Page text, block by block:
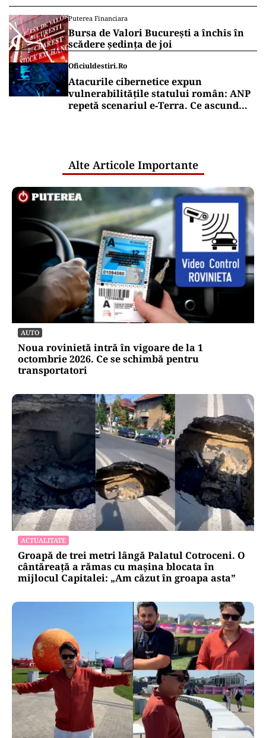
Puterea Financiara
Bursa de Valori București a închis în
scădere ședința de joi
Oficiuldestiri.ro
Atacurile cibernetice expun
vulnerabilitățile statului român: ANP
repetă scenariul e‑Terra. Ce ascund
Alte Articole Importante
AUTO
Noua rovinietă intră în vigoare de la 1
octombrie 2026. Ce se schimbă pentru
transportatori
ACTUALITATE
Groapă de trei metri lângă Palatul Cotroceni. O
cântăreață a rămas cu mașina blocata în
mijlocul Capitalei: „Am căzut în groapa asta”